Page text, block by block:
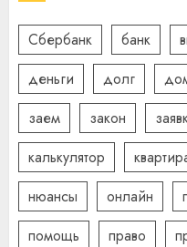
Сбербанк банк
деньги
долг
заем
закон
калькулятор
нюансы
онлайн
помощь
право